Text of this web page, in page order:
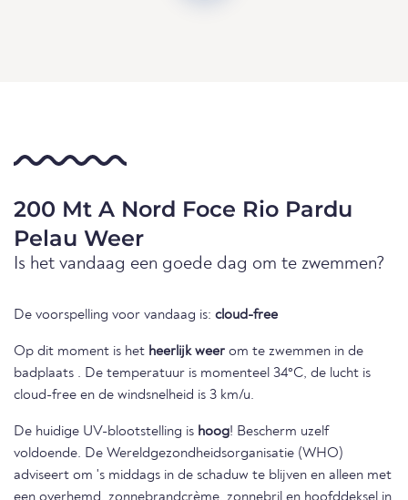
200 Mt A Nord Foce Rio Pardu
Pelau Weer
Is het vandaag een goede dag om te zwemmen?
De voorspelling voor vandaag is: cloud-free
Op dit moment is het heerlijk weer om te zwemmen in de
badplaats . De temperatuur is momenteel 34°C, de lucht is
cloud-free en de windsnelheid is 3 km/u.
De huidige UV-blootstelling is hoog! Bescherm uzelf
voldoende. De Wereldgezondheidsorganisatie (WHO)
adviseert om 's middags in de schaduw te blijven en alleen met